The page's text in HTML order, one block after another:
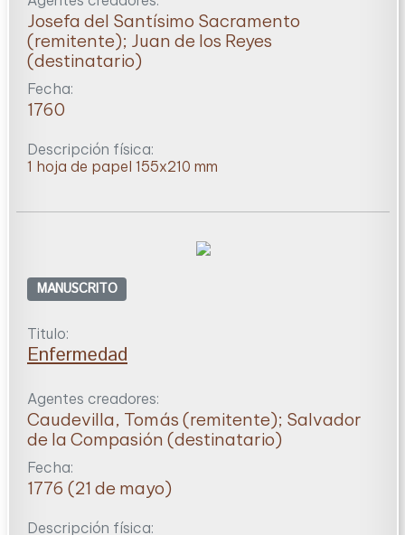
Josefa del Santísimo Sacramento
(remitente); Juan de los Reyes
(destinatario)
Fecha:
1760
Descripción física:
1 hoja de papel 155x210 mm
MANUSCRITO
Titulo:
Enfermedad
Agentes creadores:
Caudevilla, Tomás (remitente); Salvador
de la Compasión (destinatario)
Fecha:
1776 (21 de mayo)
Descripción física: